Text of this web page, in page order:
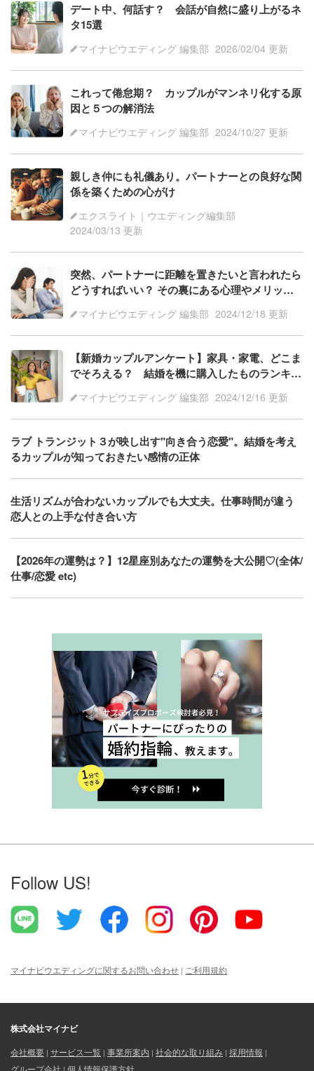
デート中、何話す？ 会話が自然に盛り上がるネ
タ15選
マイナビウエディング 編集部 2026/02/04 更新
これって倦怠期？ カップルがマンネリ化する原
因と５つの解消法
マイナビウエディング 編集部 2024/10/27 更新
親しき仲にも礼儀あり。パートナーとの良好な関
係を築くための心がけ
エクスライト｜ウエディング編集部
2024/03/13 更新
突然、パートナーに距離を置きたいと言われたら
どうすればいい？ その裏にある心理やメリット
マイナビウエディング 編集部 2024/12/18 更新
【新婚カップルアンケート】家具・家電、どこま
でそろえる？ 結婚を機に購入したものランキン
マイナビウエディング 編集部 2024/12/16 更新
ラブ トランジット３が映し出す"向き合う恋愛"。結婚を考え
るカップルが知っておきたい感情の正体
生活リズムが合わないカップルでも大丈夫。仕事時間が違う
恋人との上手な付き合い方
【2026年の運勢は？】12星座別あなたの運勢を大公開♡(全体/
仕事/恋愛 etc)
Follow US!
マイナビウエディングに関するお問い合わせ ご利用規約
株式会社マイナビ
会社概要 サービス一覧 事業所案内 社会的な取り組み 採用情報
グループ会社 個人情報保護方針